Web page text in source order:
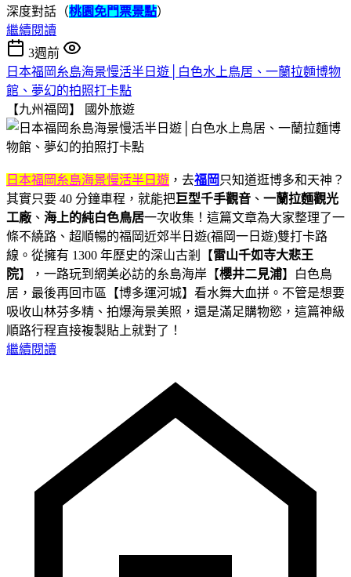
深度對話（桃園免門票景點）
繼續閱讀
3週前
日本福岡糸島海景慢活半日遊│白色水上鳥居、一蘭拉麵博物
館、夢幻的拍照打卡點
【九州福岡】
國外旅遊
日本福岡糸島海景慢活半日遊 ，去福岡 只知道逛博多和天神？
其實只要 40 分鐘車程，就能把巨型千手觀音 、 一蘭拉麵觀光
工廠 、 海上的純白色鳥居一次收集！這篇文章為大家整理了一
條不繞路、超順暢的福岡近郊半日遊(福岡一日遊)雙打卡路
線。從擁有 1300 年歷史的深山古剎【雷山千如寺大悲王
院】，一路玩到網美必訪的糸島海岸【櫻井二見浦】白色鳥
居，最後再回市區【博多運河城】看水舞大血拼。不管是想要
吸收山林芬多精、拍爆海景美照，還是滿足購物慾，這篇神級
順路行程直接複製貼上就對了！
繼續閱讀